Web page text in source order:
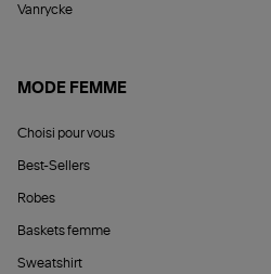
Vanrycke
MODE FEMME
Choisi pour vous
Best-Sellers
Robes
Baskets femme
Sweatshirt